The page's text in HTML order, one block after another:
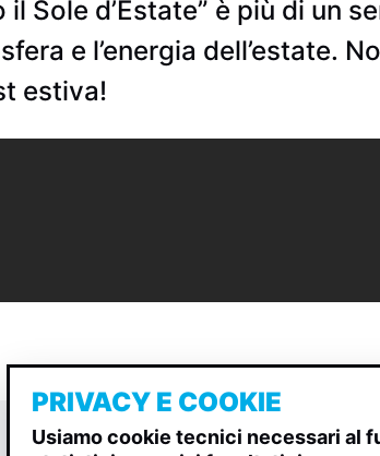
il Sole d’Estate” è più di un
e l’energia dell’estate.
estiva!
PRIVACY E COOKIE
Usiamo cookie tecnici necessari al